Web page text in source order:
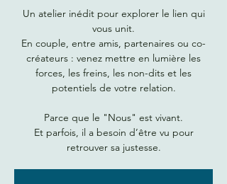
Un atelier inédit pour explorer le lien qui
vous unit.
En couple, entre amis, partenaires ou co-
créateurs : venez mettre en lumière les
forces, les freins, les non-dits et les
potentiels de votre relation.
Parce que le "Nous" est vivant.
Et parfois, il a besoin d’être vu pour
retrouver sa justesse.